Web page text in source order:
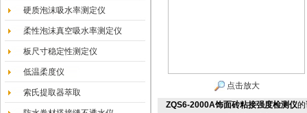
硬质泡沫吸水率测定仪
柔性泡沫真空吸水率测定仪
板尺寸稳定性测定仪
低温柔度仪
索氏提取器萃取
点击放大
ZQS6-2000A饰面砖粘接强度检测仪